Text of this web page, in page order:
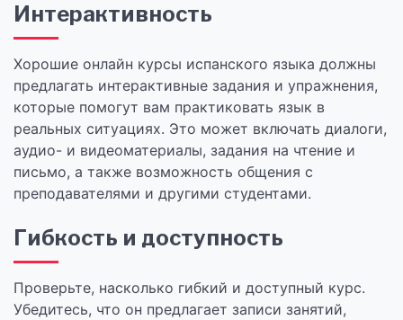
Интерактивность
Хорошие онлайн курсы испанского языка должны
предлагать интерактивные задания и упражнения,
которые помогут вам практиковать язык в
реальных ситуациях. Это может включать диалоги,
аудио- и видеоматериалы, задания на чтение и
письмо, а также возможность общения с
преподавателями и другими студентами.
Гибкость и доступность
Проверьте, насколько гибкий и доступный курс.
Убедитесь, что он предлагает записи занятий,